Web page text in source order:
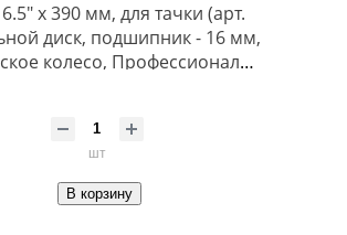
х 390 мм, для тачки (арт.
диск, подшипник - 16 мм,
колесо, Профессионал
шт
В корзину